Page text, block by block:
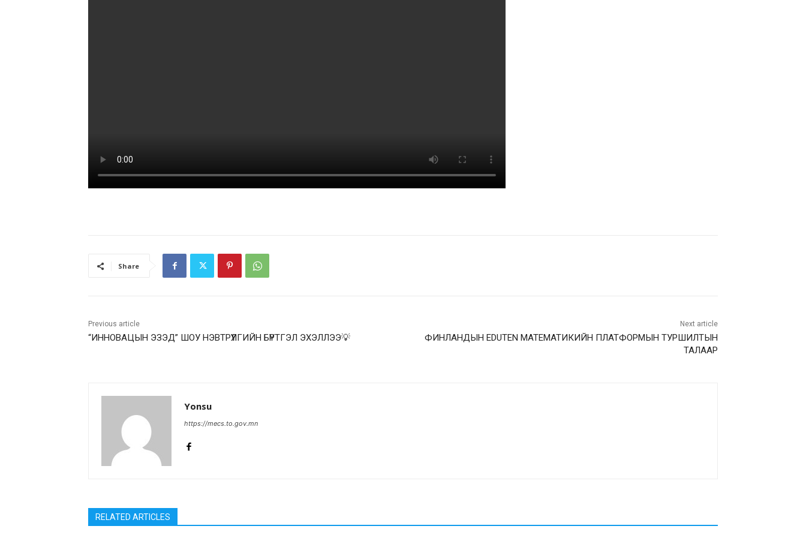
Share
Previous article
“ИННОВАЦЫН ЭЗЭД” ШОУ НЭВТРҮҮЛГИЙН БҮРТГЭЛ ЭХЭЛЛЭЭ💡
Next article
ФИНЛАНДЫН EDUTEN МАТЕМАТИКИЙН ПЛАТФОРМЫН ТУРШИЛТЫН
ТАЛААР
Yonsu
https://mecs.to.gov.mn
RELATED ARTICLES